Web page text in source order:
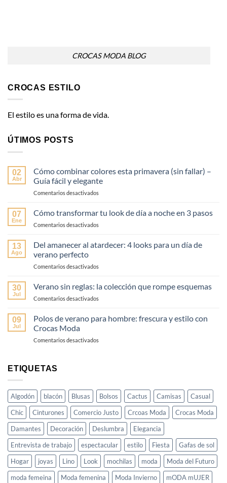
CROCAS MODA BLOG
CROCAS ESTILO
El estilo es una forma de vida.
ÚTIMOS POSTS
02
Abr
Cómo combinar colores esta primavera (sin fallar) –
Guía fácil y elegante
Comentarios desactivadosen
combinar
colores
esta
(sin
Guía
y
07
Ene
Cómo transformar tu look de día a noche en 3 pasos
Comentarios desactivadosen
transformar
tu
de
a
en
pasos
13
Ago
Del amanecer al atardecer: 4 looks para un día de
verano perfecto
Comentarios desactivadosen
amanecer
al
atardecer:
looks
día
30
Jul
Verano sin reglas: la colección que rompe esquemas
Comentarios desactivadosen
reglas:
colección
09
Jul
Polos de verano para hombre: frescura y estilo con
Crocas Moda
Comentarios desactivadosen
frescura
y
estilo
con
Crocas
Moda
ETIQUETAS
Algodón blacón Blusas Bolsos Cactus Camisas
Casual
Chic
Cinturones Comercio Justo Crcoas Moda
Crocas Moda
Damantes
Decoración Deslumbra
Elegancia
Entrevista de trabajo
espectacular estilo Fiesta
Gafas de sol
Hogar
joyas Lino Look mochilas moda
Moda del Futuro
moda femeina
Moda femenina Moda Invierno mODA mUJER